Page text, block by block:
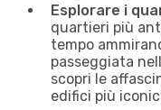
Esplorare i
quartieri più
tempo
passeggiata
scopri le
edifici più